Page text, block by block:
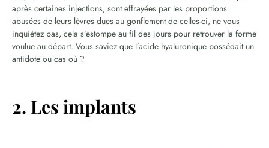
après certaines injections, sont effrayées par les proportions
abusées de leurs lèvres dues au gonflement de celles-ci, ne vous
inquiétez pas, cela s’estompe au fil des jours pour retrouver la forme
voulue au départ. Vous saviez que l’acide hyaluronique possédait un
antidote ou cas où ?
2. Les implants